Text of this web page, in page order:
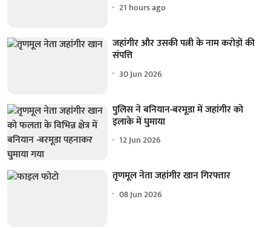
21 hours ago
जहांगीर और उसकी पत्नी के नाम करोड़ों की
संपत्ति
30 Jun 2026
पुलिस ने बनियान-बरमूडा में जहांगीर को
इलाके में घुमाया
12 Jun 2026
तृणमूल नेता जहांगीर खान गिरफ्तार
08 Jun 2026